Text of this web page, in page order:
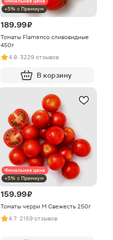
+5% с Премиум
189.99 ₽
Томаты Flamenco сливовидные
450г
4.8· 3229 отзывов
В корзину
Финальная цена
+5% с Премиум
159.99 ₽
Томаты черри М Свежесть 250г
4.7· 2159 отзывов